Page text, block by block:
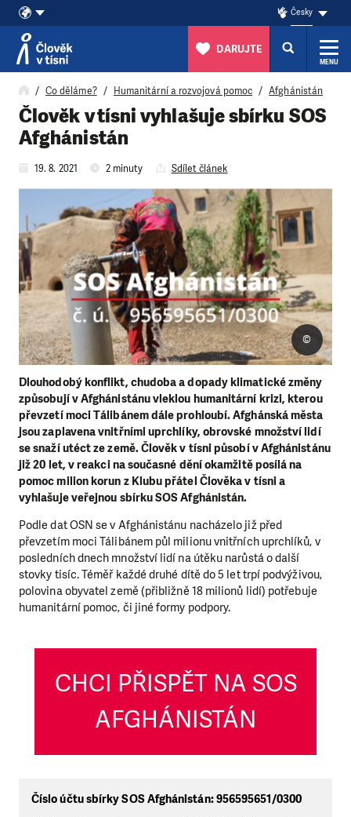
Přeskočit na obsah
Česky
DARUJTE
MENU
Co děláme? Humanitární a rozvojová pomoc Afghánistán
Člověk v tísni vyhlašuje sbírku SOS
Afghánistán
19. 8. 2021 2 minuty Sdílet článek
Dlouhodobý konflikt, chudoba a dopady klimatické změny
způsobují v Afghánistánu vleklou humanitární krizi, kterou
převzetí moci Tálibánem dále prohloubí. Afghánská města
jsou zaplavena vnitřními uprchlíky, obrovské množství lidí
se snaží utéct ze země. Člověk v tísni působí v Afghánistánu
již 20 let, v reakci na současné dění okamžitě posílá na
pomoc milion korun z Klubu přátel Člověka v tísni a
vyhlašuje veřejnou sbírku SOS Afghánistán.
©
Podle dat OSN se v Afghánistánu nacházelo již před
převzetím moci Tálibánem půl milionu vnitřních uprchlíků, v
posledních dnech množství lidí na útěku narůstá o další
stovky tisíc. Téměř každé druhé dítě do 5 let trpí podvýživou,
polovina obyvatel země (přibližně 18 milionů lidí) potřebuje
humanitární pomoc, či jiné formy podpory.
CHCI PŘISPĚT NA SOS
AFGHÁNISTÁN
Číslo účtu sbírky SOS Afghánistán: 956595651/0300